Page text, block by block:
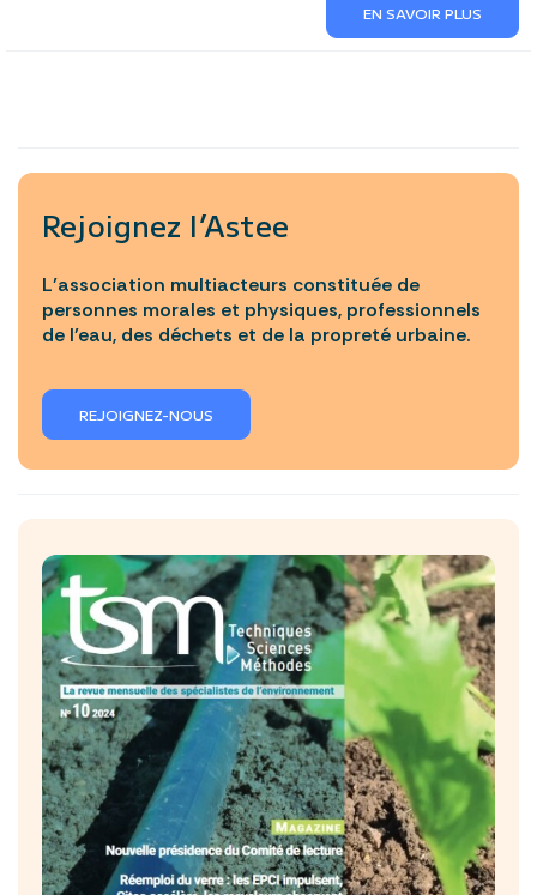
EN SAVOIR PLUS
Rejoignez l’Astee
L’association multiacteurs constituée de
personnes morales et physiques, professionnels
de l’eau, des déchets et de la propreté urbaine.
REJOIGNEZ-NOUS